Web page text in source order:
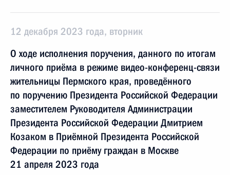
12 декабря 2023 года, вторник
О ходе исполнения поручения, данного по итогам
личного приёма в режиме видео-конференц-связи
жительницы Пермского края, проведённого
по поручению Президента Российской Федерации
заместителем Руководителя Администрации
Президента Российской Федерации Дмитрием
Козаком в Приёмной Президента Российской
Федерации по приёму граждан в Москве
21 апреля 2023 года